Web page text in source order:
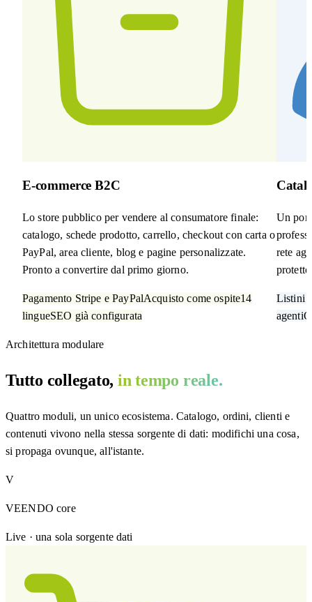
E-commerce B2C
Lo store pubblico per vendere al consumatore finale:
catalogo, schede prodotto, carrello, checkout con carta o
PayPal, area cliente, blog e pagine personalizzate.
Pronto a convertire dal primo giorno.
Pagamento Stripe e PayPalAcquisto come ospite14
lingueSEO già configurata
Un
rete
Listini
agenti
Architettura modulare
Tutto collegato, in tempo reale.
Quattro moduli, un unico ecosistema. Catalogo, ordini, clienti e
contenuti vivono nella stessa sorgente di dati: modifichi una cosa,
si propaga ovunque, all'istante.
V
VEENDO core
Live · una sola sorgente dati